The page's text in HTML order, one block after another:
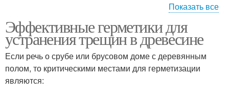
древесины
Герметик с древесины
Трещины в брусе
Показать все
Эффективные герметики для
устранения трещин в древесине
Если речь о срубе или брусовом доме с деревянным
полом, то критическими местами для герметизации
являются: